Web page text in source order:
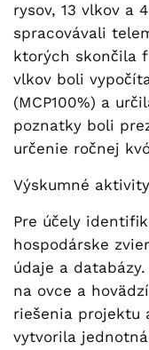
rysov, 13 vlkov a
spracovávali
ktorých skončila
vlkov boli
(MCP100%) a
poznatky boli
určenie ročnej
Výskumné
Pre účely
hospodárske
údaje a
na ovce a
riešenia projektu
vytvorila